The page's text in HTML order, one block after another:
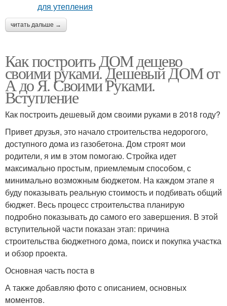
читать дальше →
Как построить ДОМ дешево
своими руками. Дешевый ДОМ от
А до Я. Своими Руками.
Вступление
Как построить дешевый дом своими руками в 2018 году?
Привет друзья, это начало строительства недорогого,
доступного дома из газобетона. Дом строят мои
родители, я им в этом помогаю. Стройка идет
максимально простым, приемлемым способом, с
минимально возможным бюджетом. На каждом этапе я
буду показывать реальную стоимость и подбивать общий
бюджет. Весь процесс строительства планирую
подробно показывать до самого его завершения. В этой
вступительной части показан этап: причина
строительства бюджетного дома, поиск и покупка участка
и обзор проекта.
Основная часть поста в
А также добавляю фото с описанием, основных
моментов.